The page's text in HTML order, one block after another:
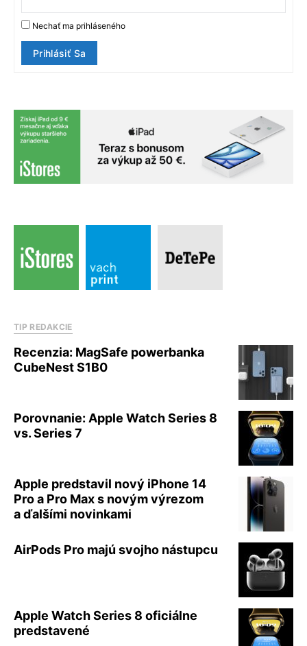
Nechať ma prihláseného
Prihlásiť Sa
TIP REDAKCIE
Recenzia: MagSafe powerbanka
CubeNest S1B0
Porovnanie: Apple Watch Series 8
vs. Series 7
Apple predstavil nový iPhone 14
Pro a Pro Max s novým výrezom
a ďalšími novinkami
AirPods Pro majú svojho nástupcu
Apple Watch Series 8 oficiálne
predstavené